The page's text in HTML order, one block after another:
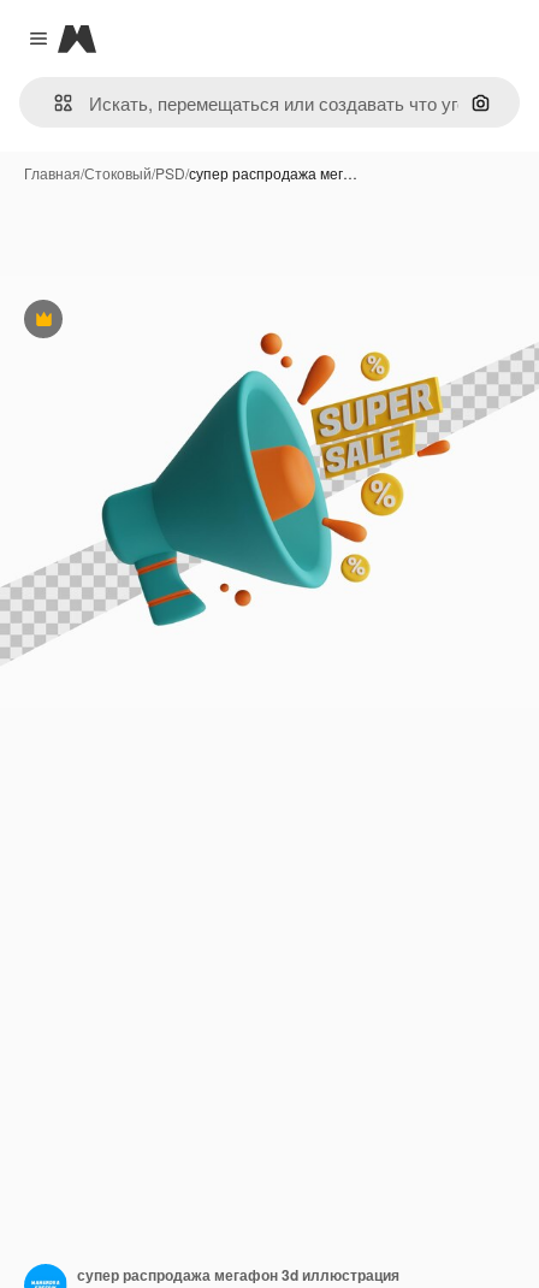
Close menu
Magnific
Поиск
Главная/Стоковый/PSD/супер распродажа мег…
Премиум
супер распродажа мегафон 3d иллюстрация